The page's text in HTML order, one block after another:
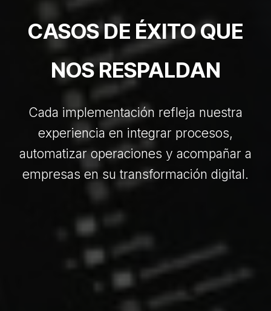
CASOS DE ÉXITO QUE
NOS RESPALDAN
Cada implementación refleja nuestra
experiencia en integrar procesos,
automatizar operaciones y acompañar a
empresas en su transformación digital.